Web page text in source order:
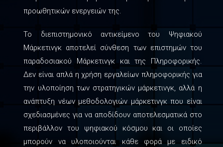
προωθητικών ενεργειών της.
Το διεπιστημονικό αντικείμενο του Ψηφιακού
Μάρκετινγκ αποτελεί σύνθεση των επιστημών του
παραδοσιακού Μάρκετινγκ και της Πληροφορικής.
Δεν είναι απλά η χρήση εργαλείων πληροφορικής για
την υλοποίηση των στρατηγικών μάρκετινγκ, αλλά η
ανάπτυξη νέων μεθοδολογιών μάρκετινγκ που είναι
σχεδιασμένες για να αποδίδουν αποτελεσματικά στο
περιβάλλον του ψηφιακού κόσμου και οι οποίες
μπορούν να υλοποιούνται κάθε φορά με ειδικό